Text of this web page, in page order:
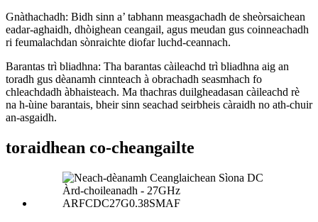
Gnàthachadh: Bidh sinn a’ tabhann measgachadh de sheòrsaichean
eadar-aghaidh, dhòighean ceangail, agus meudan gus coinneachadh
ri feumalachdan sònraichte diofar luchd-ceannach.
Barantas trì bliadhna: Tha barantas càileachd trì bliadhna aig an
toradh gus dèanamh cinnteach à obrachadh seasmhach fo
chleachdadh àbhaisteach. Ma thachras duilgheadasan càileachd rè
na h-ùine barantais, bheir sinn seachad seirbheis càraidh no ath-chuir
an-asgaidh.
toraidhean co-cheangailte